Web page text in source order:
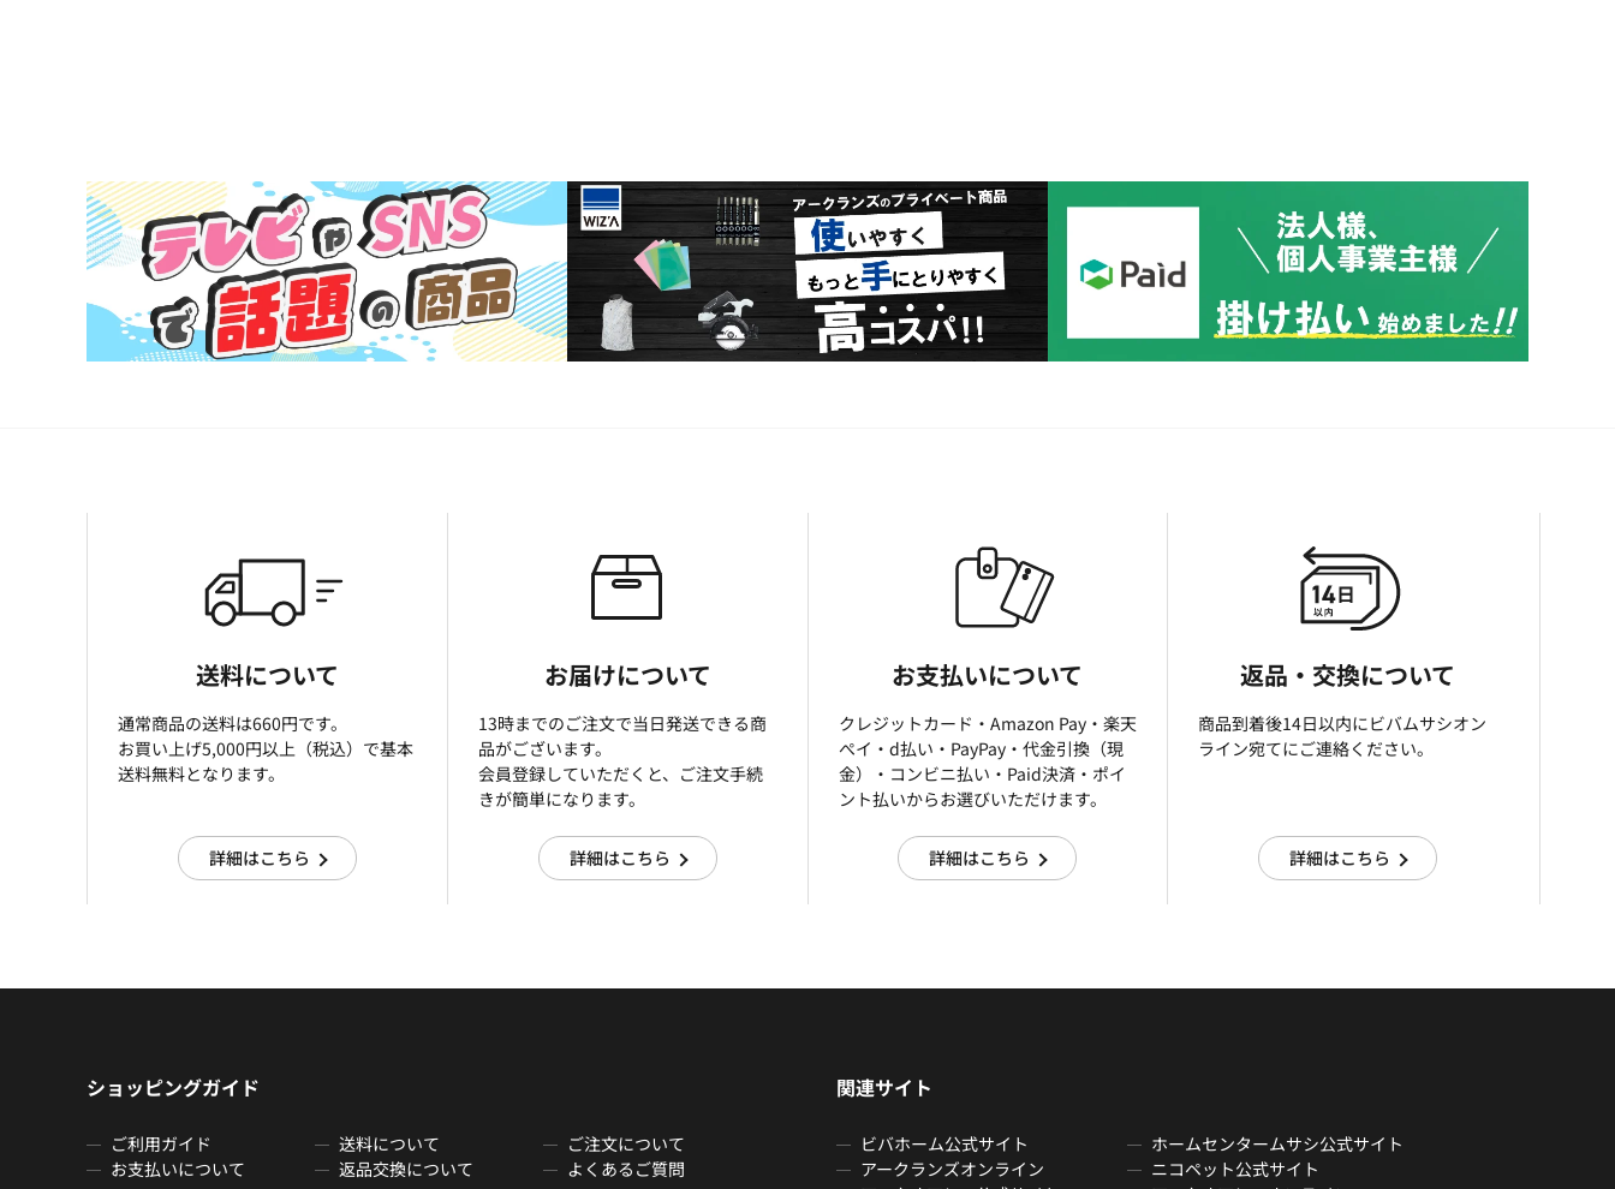
送料について
通常商品の送料は660円です。
お買い上げ5,000円以上（税込）で基本
送料無料となります。
詳細はこちら
お届けについて
13時までのご注文で当日発送できる商
品がございます。
会員登録していただくと、ご注文手続
きが簡単になります。
詳細はこちら
お支払いについて
クレジットカード・Amazon Pay・楽天
ぺイ・d払い・PayPay・代金引換（現
金）・コンビニ払い・Paid決済・ポイ
ント払いからお選びいただけます。
詳細はこちら
返品・交換について
商品到着後14日以内にビバムサシオン
ライン宛てにご連絡ください。
詳細はこちら
ショッピングガイド
ご利用ガイド 送料について
ご注文について
お支払いについて
返品交換について よくあるご質問
関連サイト
ビバホーム公式サイト
ホームセンタームサシ公式サイト
アークランズオンライン
ニコペット公式サイト